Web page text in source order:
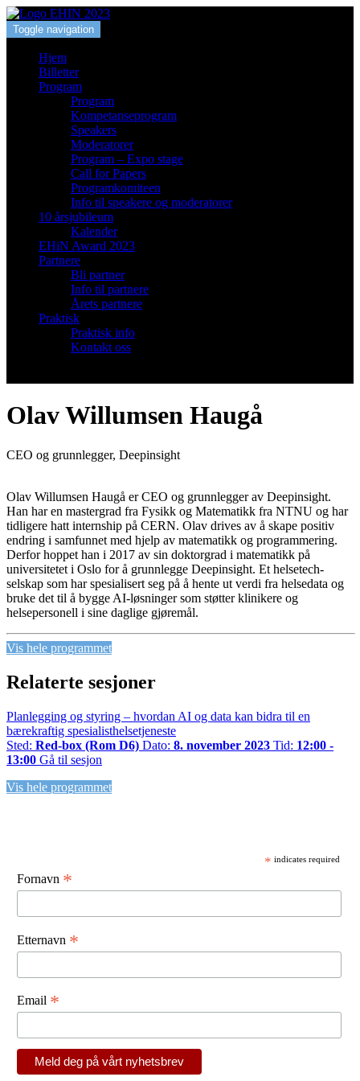
Toggle navigation
Hjem
Billetter
Program
Program
Kompetanseprogram
Speakers
Moderatorer
Program – Expo stage
Call for Papers
Programkomiteen
Info til speakere og moderatorer
10 årsjubileum
Kalender
EHiN Award 2023
Partnere
Bli partner
Info til partnere
Årets partnere
Praktisk
Praktisk info
Kontakt oss
Olav Willumsen Haugå
CEO og grunnlegger, Deepinsight
Olav Willumsen Haugå er CEO og grunnlegger av Deepinsight.
Han har en mastergrad fra Fysikk og Matematikk fra NTNU og har
tidligere hatt internship på CERN. Olav drives av å skape positiv
endring i samfunnet med hjelp av matematikk og programmering.
Derfor hoppet han i 2017 av sin doktorgrad i matematikk på
universitetet i Oslo for å grunnlegge Deepinsight. Et helsetech-
selskap som har spesialisert seg på å hente ut verdi fra helsedata og
bruke det til å bygge AI-løsninger som støtter klinikere og
helsepersonell i sine daglige gjøremål.
Vis hele programmet
Relaterte sesjoner
Planlegging og styring – hvordan AI og data kan bidra til en
bærekraftig spesialisthelsetjeneste
Sted: Red-box (Rom D6) Dato: 8. november 2023 Tid: 12:00 -
13:00 Gå til sesjon
Vis hele programmet
* indicates required
Fornavn *
Etternavn *
Email *